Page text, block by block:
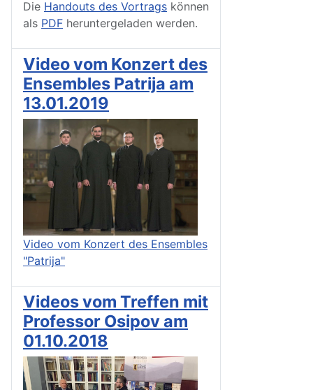
Die Handouts des Vortrags können
als PDF heruntergeladen werden.
Video vom Konzert des
Ensembles Patrija am
13.01.2019
Video vom Konzert des Ensembles
"Patrija"
Videos vom Treffen mit
Professor Osipov am
01.10.2018